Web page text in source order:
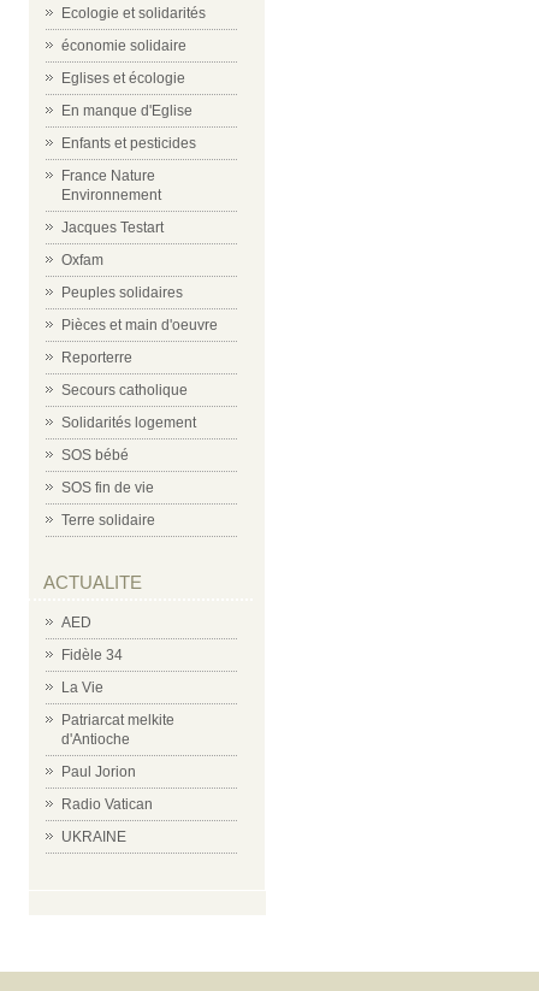
Ecologie et solidarités
économie solidaire
Eglises et écologie
En manque d'Eglise
Enfants et pesticides
France Nature
Environnement
Jacques Testart
Oxfam
Peuples solidaires
Pièces et main d'oeuvre
Reporterre
Secours catholique
Solidarités logement
SOS bébé
SOS fin de vie
Terre solidaire
ACTUALITE
AED
Fidèle 34
La Vie
Patriarcat melkite
d'Antioche
Paul Jorion
Radio Vatican
UKRAINE